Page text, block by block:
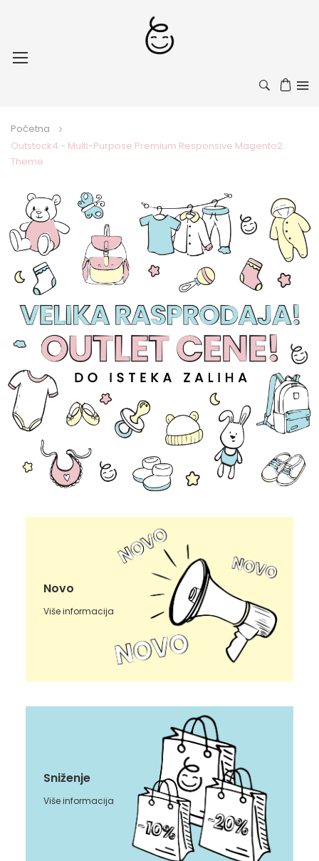
Početna
Outstock4 - Multi-Purpose Premium Responsive Magento2
Theme
Novo
Više informacija
Sniženje
Više informacija